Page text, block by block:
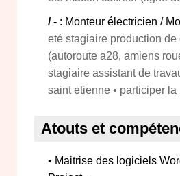
/ - : Monteur électricien /
eté stagiaire production
(autoroute a28, amiens
stagiaire assistant de
saint etienne • participer
Atouts et
• Maitrise des logiciels